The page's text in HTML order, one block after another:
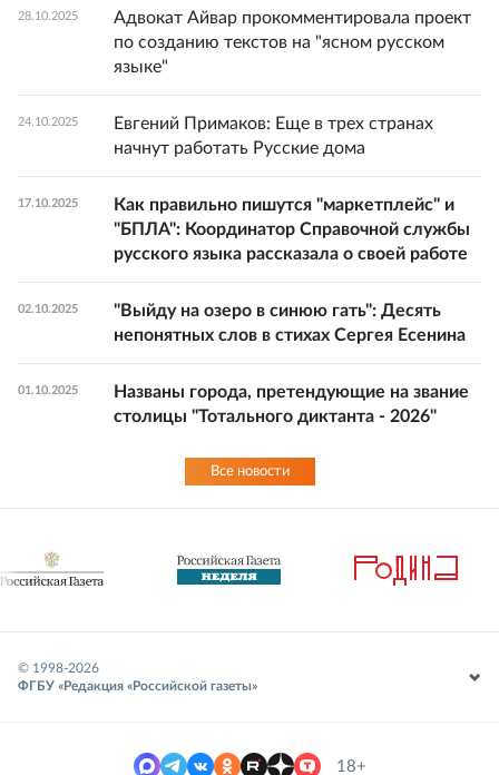
28.10.2025
Адвокат Айвар прокомментировала проект
по созданию текстов на "ясном русском
языке"
24.10.2025
Евгений Примаков: Еще в трех странах
начнут работать Русские дома
17.10.2025
Как правильно пишутся "маркетплейс" и
"БПЛА": Координатор Справочной службы
русского языка рассказала о своей работе
02.10.2025
"Выйду на озеро в синюю гать": Десять
непонятных слов в стихах Сергея Есенина
01.10.2025
Названы города, претендующие на звание
столицы "Тотального диктанта - 2026"
Все новости
© 1998-2026
ФГБУ «Редакция «Российской газеты»
18+